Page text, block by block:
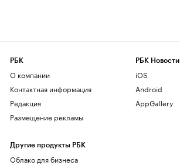
РБК
О компании
Контактная информация
Редакция
Размещение рекламы
Другие продукты РБК
Облако для бизнеса
РБК Новости
iOS
Android
AppGallery